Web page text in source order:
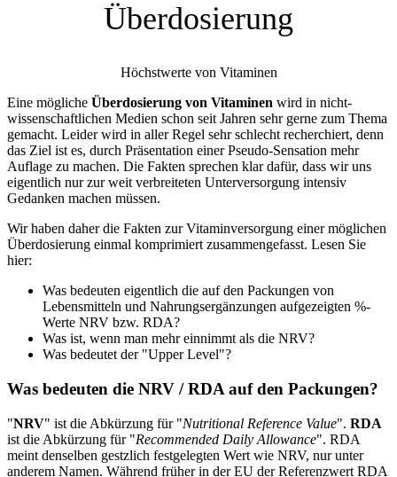
Überdosierung
Höchstwerte von Vitaminen
Eine mögliche Überdosierung von Vitaminen wird in nicht-
wissenschaftlichen Medien schon seit Jahren sehr gerne zum Thema
gemacht. Leider wird in aller Regel sehr schlecht recherchiert, denn
das Ziel ist es, durch Präsentation einer Pseudo-Sensation mehr
Auflage zu machen. Die Fakten sprechen klar dafür, dass wir uns
eigentlich nur zur weit verbreiteten Unterversorgung intensiv
Gedanken machen müssen.
Wir haben daher die Fakten zur Vitaminversorgung einer möglichen
Überdosierung einmal komprimiert zusammengefasst. Lesen Sie
hier:
Was bedeuten eigentlich die auf den Packungen von
Lebensmitteln und Nahrungsergänzungen aufgezeigten %-
Werte NRV bzw. RDA?
Was ist, wenn man mehr einnimmt als die NRV?
Was bedeutet der "Upper Level"?
Was bedeuten die NRV / RDA auf den Packungen?
"NRV" ist die Abkürzung für "Nutritional Reference Value". RDA
ist die Abkürzung für "Recommended Daily Allowance". RDA
meint denselben gestzlich festgelegten Wert wie NRV, nur unter
anderem Namen. Während früher in der EU der Referenzwert RDA